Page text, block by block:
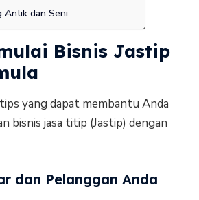
Antik dan Seni
Bisnis Jastip
yang dapat membantu Anda
bisnis jasa titip (Jastip) dengan
dan Pelanggan Anda